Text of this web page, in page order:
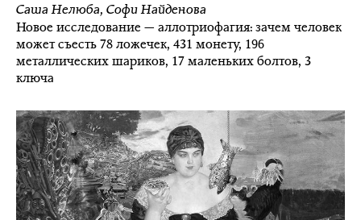
Саша Нелюба, Софи Найденова
Новое исследование — аллотриофагия: зачем человек
может съесть 78 ложечек, 431 монету, 196
металлических шариков, 17 маленьких болтов, 3
ключа